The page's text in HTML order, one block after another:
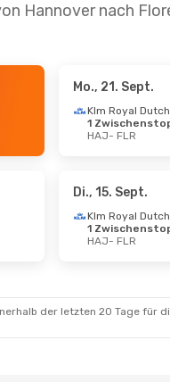
Hannover nach
1 Zwischenstopp
1 Zwischenstopp
- Mi., 30. Sept.
Mo., 21. Sept.
1
HAJ- FLR
Di., 15. Sept.
1
HAJ- FLR
der letzten 20 Tage